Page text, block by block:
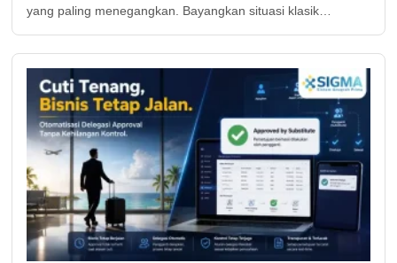
yang paling menegangkan. Bayangkan situasi klasik…